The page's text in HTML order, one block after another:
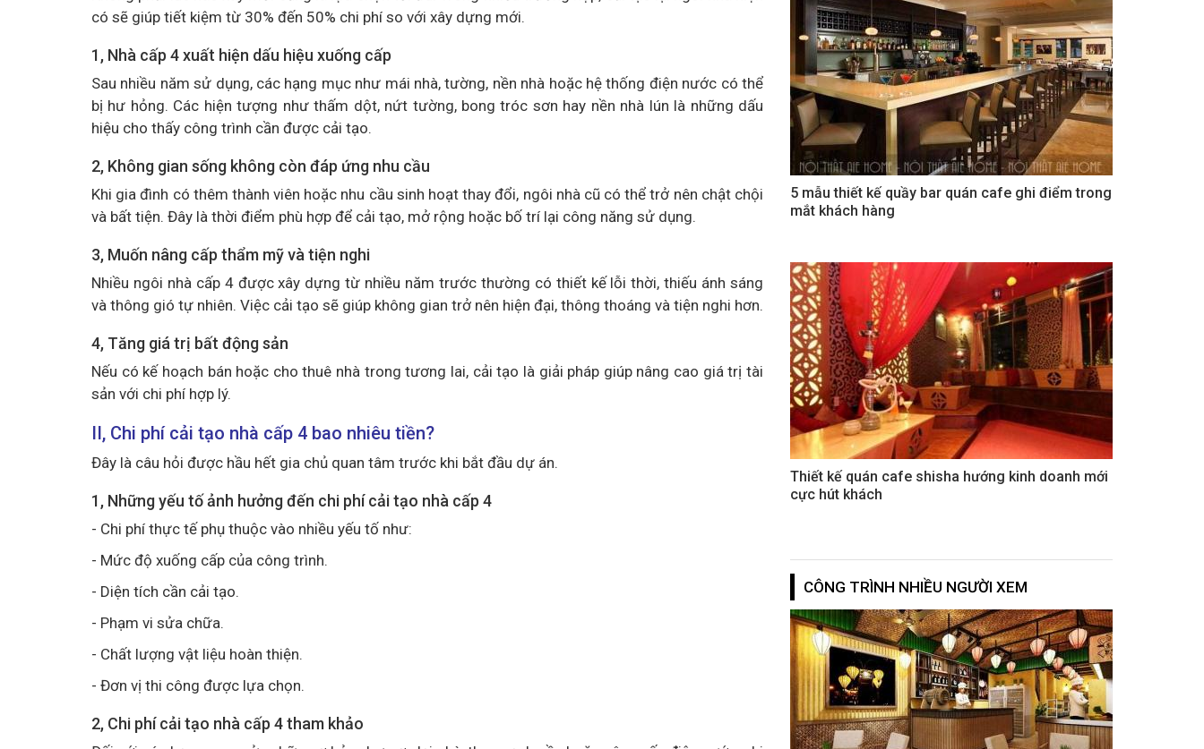
có sẽ giúp tiết kiệm từ 30% đến 50% chi phí so với xây dựng mới.
1, Nhà cấp 4 xuất hiện dấu hiệu xuống cấp
Sau nhiều năm sử dụng, các hạng mục như mái nhà, tường, nền nhà hoặc hệ thống điện nước có thể
bị hư hỏng. Các hiện tượng như thấm dột, nứt tường, bong tróc sơn hay nền nhà lún là những dấu
hiệu cho thấy công trình cần được cải tạo.
2, Không gian sống không còn đáp ứng nhu cầu
Khi gia đình có thêm thành viên hoặc nhu cầu sinh hoạt thay đổi, ngôi nhà cũ có thể trở nên chật chội
và bất tiện. Đây là thời điểm phù hợp để cải tạo, mở rộng hoặc bố trí lại công năng sử dụng.
3, Muốn nâng cấp thẩm mỹ và tiện nghi
Nhiều ngôi nhà cấp 4 được xây dựng từ nhiều năm trước thường có thiết kế lỗi thời, thiếu ánh sáng
và thông gió tự nhiên. Việc cải tạo sẽ giúp không gian trở nên hiện đại, thông thoáng và tiện nghi hơn.
4, Tăng giá trị bất động sản
Nếu có kế hoạch bán hoặc cho thuê nhà trong tương lai, cải tạo là giải pháp giúp nâng cao giá trị tài
sản với chi phí hợp lý.
II, Chi phí cải tạo nhà cấp 4 bao nhiêu tiền?
Đây là câu hỏi được hầu hết gia chủ quan tâm trước khi bắt đầu dự án.
1, Những yếu tố ảnh hưởng đến chi phí cải tạo nhà cấp 4
- Chi phí thực tế phụ thuộc vào nhiều yếu tố như:
- Mức độ xuống cấp của công trình.
- Diện tích cần cải tạo.
- Phạm vi sửa chữa.
- Chất lượng vật liệu hoàn thiện.
- Đơn vị thi công được lựa chọn.
2, Chi phí cải tạo nhà cấp 4 tham khảo
5 mẫu thiết kế quầy bar quán cafe ghi điểm trong
mắt khách hàng
Thiết kế quán cafe shisha hướng kinh doanh mới
cực hút khách
CÔNG TRÌNH NHIỀU NGƯỜI XEM